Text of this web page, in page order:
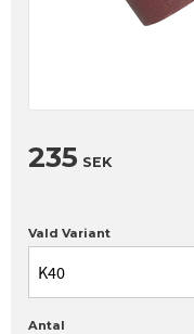
235 SEK
Vald Variant
K40
Antal